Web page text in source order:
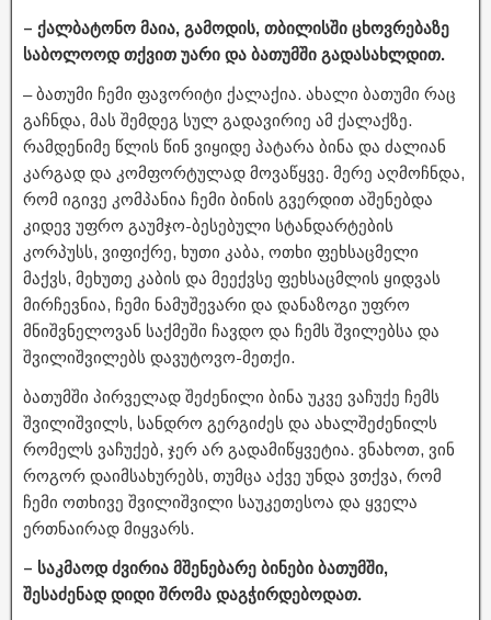
– ქალბატონო მაია, გამოდის, თბილისში ცხოვრებაზე
საბოლოოდ თქვით უარი და ბათუმში გადასახლდით.
– ბათუმი ჩემი ფავორიტი ქალაქია. ახალი ბათუმი რაც
გაჩნდა, მას შემდეგ სულ გადავირიე ამ ქალაქზე.
რამდენიმე წლის წინ ვიყიდე პატარა ბინა და ძალიან
კარგად და კომფორტულად მოვაწყვე. მერე აღმოჩნდა,
რომ იგივე კომპანია ჩემი ბინის გვერდით აშენებდა
კიდევ უფრო გაუმჯო-ბესებული სტანდარტების
კორპუსს, ვიფიქრე, ხუთი კაბა, ოთხი ფეხსაცმელი
მაქვს, მეხუთე კაბის და მეექვსე ფეხსაცმლის ყიდვას
მირჩევნია, ჩემი ნამუშევარი და დანაზოგი უფრო
მნიშვნელოვან საქმეში ჩავდო და ჩემს შვილებსა და
შვილიშვილებს დავუტოვო-მეთქი.
ბათუმში პირველად შეძენილი ბინა უკვე ვაჩუქე ჩემს
შვილიშვილს, სანდრო გერგიძეს და ახალშეძენილს
რომელს ვაჩუქებ, ჯერ არ გადამიწყვეტია. ვნახოთ, ვინ
როგორ დაიმსახურებს, თუმცა აქვე უნდა ვთქვა, რომ
ჩემი ოთხივე შვილიშვილი საუკეთესოა და ყველა
ერთნაირად მიყვარს.
– საკმაოდ ძვირია მშენებარე ბინები ბათუმში,
შესაძენად დიდი შრომა დაგჭირდებოდათ.